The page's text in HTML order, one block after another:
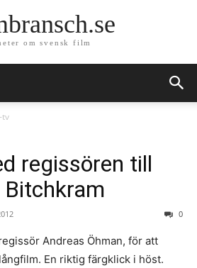
om svensk film
tv
regissören till
0
Andreas Öhman, för att
En riktig färgklick i höst.